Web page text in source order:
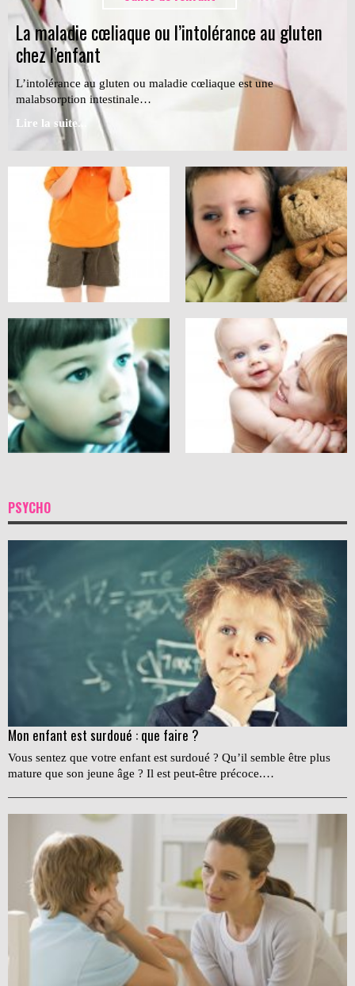
La maladie cœliaque ou l’intolérance au gluten
chez l’enfant
L’intolérance au gluten ou maladie cœliaque est une
malabsorption intestinale…
Lire la suite...
PSYCHO
Mon enfant est surdoué : que faire ?
Vous sentez que votre enfant est surdoué ? Qu’il semble être plus
mature que son jeune âge ? Il est peut-être précoce.…